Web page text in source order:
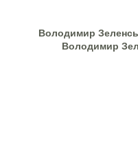
Володимир
Володимир